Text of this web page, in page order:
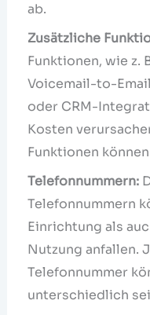
ab.
Zusätzliche
Funktionen, wie z.
Voicemail-to-
oder CRM-
Kosten
Funktionen
Telefonnummern:
Telefonnummern
Einrichtung als
Nutzung anfallen.
Telefonnummer
unterschiedlich